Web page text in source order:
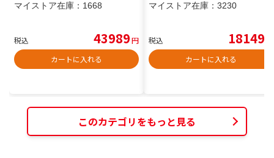
マイストア在庫： 1668
税込 43989円
カートに入れる
マイストア在庫： 3230
税込 18149
カートに入れる
このカテゴリをもっと見る